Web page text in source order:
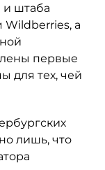
и штаба
а
первые
для тех, чей
лишь, что